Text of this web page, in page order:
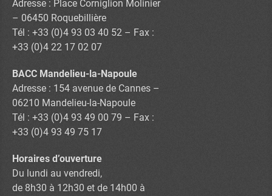
Adresse : Place Corniglion Molinier
– 06450 Roquebillière
Tél : +33 (0)4 93 03 40 52 – Fax :
+33 (0)4 22 17 02 07
BACC Mandelieu-la-Napoule
Adresse : 154 avenue de Cannes –
06210 Mandelieu-la-Napoule
Tél : +33 (0)4 93 49 00 79 – Fax :
+33 (0)4 93 49 75 17
Horaires d’ouverture
Du lundi au vendredi,
de 8h30 à 12h30 et de 14h00 à